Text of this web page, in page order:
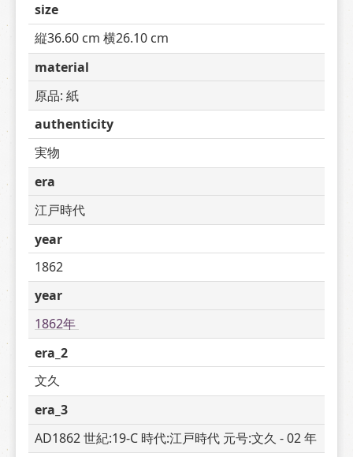
size
縦36.60 cm 横26.10 cm
material
原品: 紙
authenticity
実物
era
江戸時代
year
1862
year
1862年
era_2
文久
era_3
AD1862 世紀:19-C 時代:江戸時代 元号:文久 - 02 年